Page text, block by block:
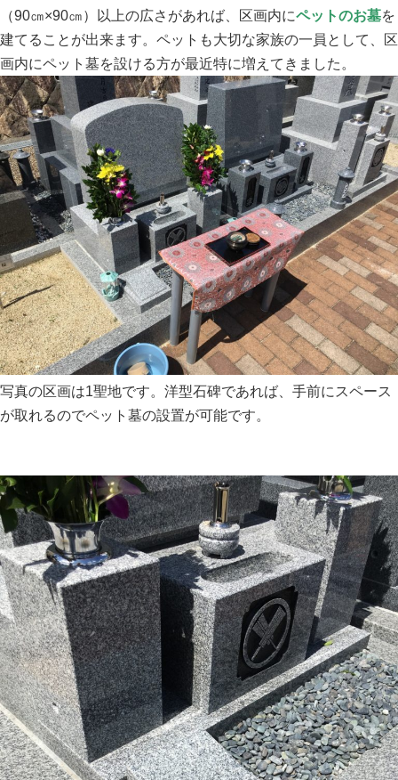
（90㎝×90㎝）以上の広さがあれば、区画内にペットのお墓を
建てることが出来ます。ペットも大切な家族の一員として、区
画内にペット墓を設ける方が最近特に増えてきました。
写真の区画は1聖地です。洋型石碑であれば、手前にスペース
が取れるのでペット墓の設置が可能です。